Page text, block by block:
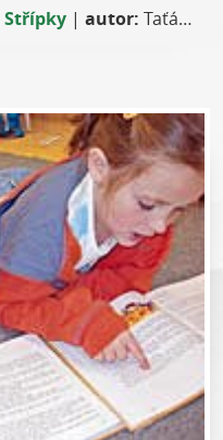
Střípky |autor: Taťána Kubánková, učitelka ZŠ Janského